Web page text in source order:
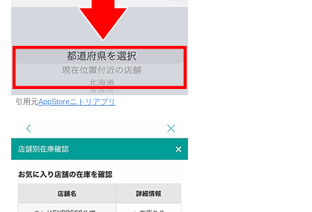
引用元AppStoreニトリアプリ